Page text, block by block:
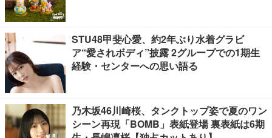
STU48甲斐心愛、約2年ぶり水着グラビ
ア“愛されボディ”披露 2グループでの1期生
経験・センターへの思い語る
乃木坂46川崎桜、タンクトップ姿で夏のワン
シーン再現「BOMB」表紙登場 裏表紙は6期